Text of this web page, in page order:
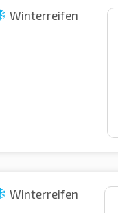
Winterreifen
Winterreifen